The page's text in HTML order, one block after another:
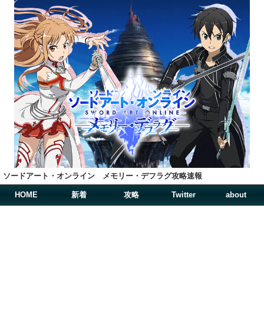
ソードアート・オンライン メモリー・デフラグ攻略速報
HOME 新着 攻略 Twitter about